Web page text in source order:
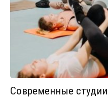
Современные